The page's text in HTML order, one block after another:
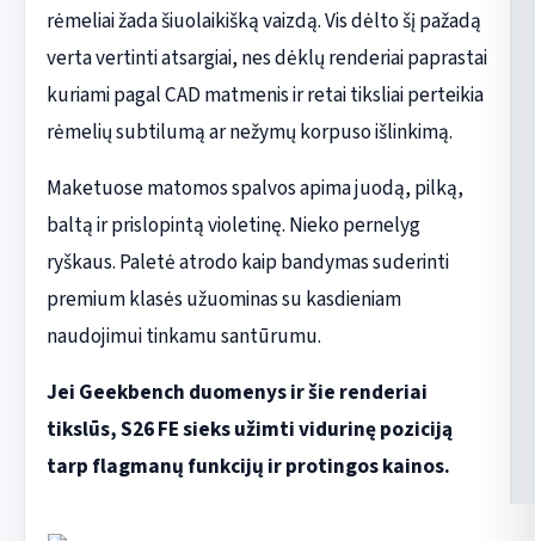
rėmeliai žada šiuolaikišką vaizdą. Vis dėlto šį pažadą
verta vertinti atsargiai, nes dėklų renderiai paprastai
kuriami pagal CAD matmenis ir retai tiksliai perteikia
rėmelių subtilumą ar nežymų korpuso išlinkimą.
Maketuose matomos spalvos apima juodą, pilką,
baltą ir prislopintą violetinę. Nieko pernelyg
ryškaus. Paletė atrodo kaip bandymas suderinti
premium klasės užuominas su kasdieniam
naudojimui tinkamu santūrumu.
Jei Geekbench duomenys ir šie renderiai
tikslūs, S26 FE sieks užimti vidurinę poziciją
tarp flagmanų funkcijų ir protingos kainos.